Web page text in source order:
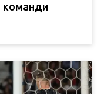
команди